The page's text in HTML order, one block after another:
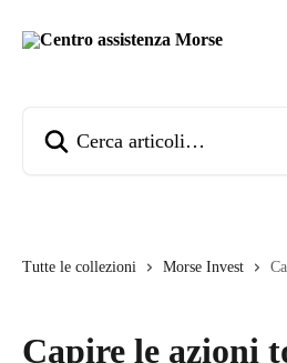
Tutte le collezioni Morse Invest
Capire le azioni